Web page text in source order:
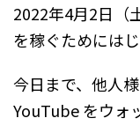
2022年4月2日（
を稼ぐためにはじ
今日まで、他人
YouTube をウォ